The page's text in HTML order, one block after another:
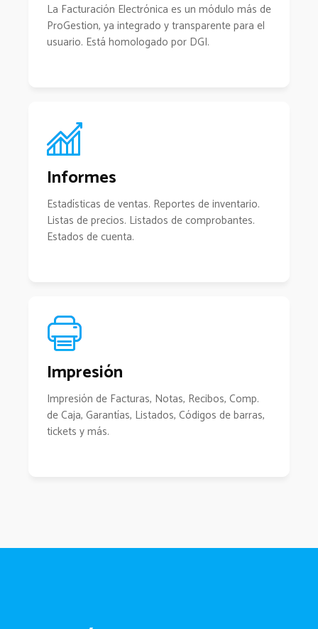
La Facturación Electrónica es un módulo más de
ProGestion, ya integrado y transparente para el
usuario. Está homologado por DGI.
Informes
Estadísticas de ventas. Reportes de inventario.
Listas de precios. Listados de comprobantes.
Estados de cuenta.
Impresión
Impresión de Facturas, Notas, Recibos, Comp.
de Caja, Garantías, Listados, Códigos de barras,
tickets y más.